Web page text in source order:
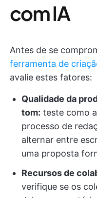
com IA
Antes de se
ferramenta de
avalie estes fatores:
Qualidade da
tom: teste como
processo de
alternar entre
uma proposta
Recursos de
verifique se os